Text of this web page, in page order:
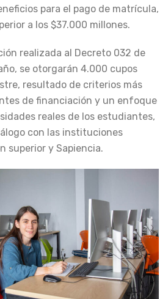
para el pago de matrícula,
a los $37.000 millones.
realizada al Decreto 032 de
se otorgarán 4.000 cupos
resultado de criterios más
de financiación y un enfoque
reales de los estudiantes,
con las instituciones
superior y Sapiencia.